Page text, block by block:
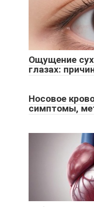
Ощущение
глазах:
Носовое
симптомы,